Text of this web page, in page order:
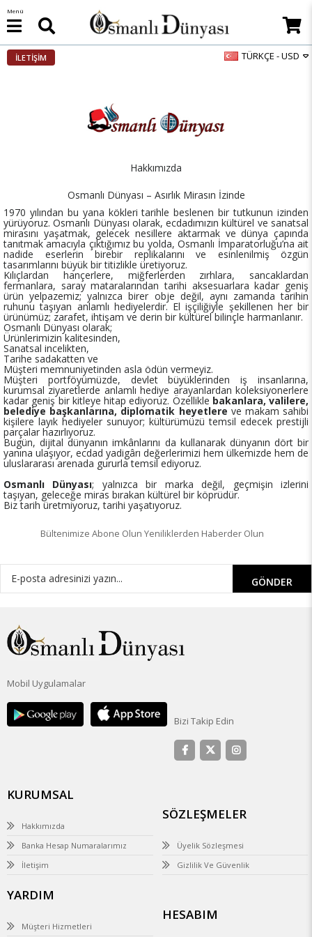
İLETİŞİM TÜRKÇE - USD
Menü
Hakkımızda
Osmanlı Dünyası – Asırlık Mirasın İzinde
1970 yılından bu yana kökleri tarihle beslenen bir tutkunun izinden
yürüyoruz. Osmanlı Dünyası olarak, ecdadımızın kültürel ve sanatsal
mirasını yaşatmak, gelecek nesillere aktarmak ve dünya çapında
tanıtmak amacıyla çıktığımız bu yolda, Osmanlı İmparatorluğu’na ait
nadide eserlerin birebir replikalarını ve esinlenilmiş özgün
tasarımlarını büyük bir titizlikle üretiyoruz.
Kılıçlardan hançerlere, miğferlerden zırhlara, sancaklardan
fermanlara, saray mataralarından tarihi aksesuarlara kadar geniş
ürün yelpazemiz; yalnızca birer obje değil, aynı zamanda tarihin
ruhunu taşıyan anlamlı hediyelerdir. El işçiliğiyle şekillenen her bir
ürünümüz; zarafet, ihtişam ve derin bir kültürel bilinçle harmanlanır.
Osmanlı Dünyası olarak;
Ürünlerimizin kalitesinden,
Sanatsal incelikten,
Tarihe sadakatten ve
Müşteri memnuniyetinden asla ödün vermeyiz.
Müşteri portföyümüzde, devlet büyüklerinden iş insanlarına,
kurumsal ziyaretlerde anlamlı hediye arayanlardan koleksiyonerlere
kadar geniş bir kitleye hitap ediyoruz. Özellikle bakanlara, valilere,
belediye başkanlarına, diplomatik heyetlere ve makam sahibi
kişilere layık hediyeler sunuyor; kültürümüzü temsil edecek prestijli
parçalar hazırlıyoruz.
Bugün, dijital dünyanın imkânlarını da kullanarak dünyanın dört bir
yanına ulaşıyor, ecdad yadigârı değerlerimizi hem ülkemizde hem de
uluslararası arenada gururla temsil ediyoruz.
Osmanlı Dünyası; yalnızca bir marka değil, geçmişin izlerini
taşıyan, geleceğe miras bırakan kültürel bir köprüdür.
Biz tarih üretmiyoruz, tarihi yaşatıyoruz.
Bültenimize Abone Olun Yeniliklerden Haberder Olun
GÖNDER
Mobil Uygulamalar
Bizi Takip Edin
KURUMSAL
Hakkımızda
Banka Hesap Numaralarımız
İletişim
SÖZLEŞMELER
Üyelik Sözleşmesi
Gizlilik Ve Güvenlik
YARDIM
Müşteri Hizmetleri
HESABIM